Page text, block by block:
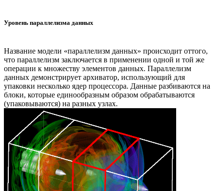
Уровень параллелизма данных
Название модели «параллелизм данных» происходит оттого,
что параллелизм заключается в применении одной и той же
операции к множеству элементов данных. Параллелизм
данных демонстрирует архиватор, использующий для
упаковки несколько ядер процессора. Данные разбиваются на
блоки, которые единообразным образом обрабатываются
(упаковываются) на разных узлах.